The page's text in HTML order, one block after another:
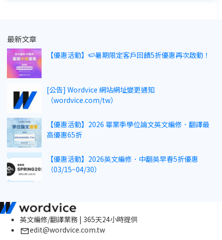
最新文章
【優惠活動】🍉暑期限定客戶回饋5折優惠再次啟動！
[公告] Wordvice 網站網址變更通知
（wordvice.com/tw）
【優惠活動】2026 畢業季學位論文英文編修．翻譯最
高優惠65折
【優惠活動】2026英文編修．中翻英早春5折優惠
（03/15~04/30）
英文編修/翻譯業務 | 365天24小時提供
edit@wordvice.com.tw